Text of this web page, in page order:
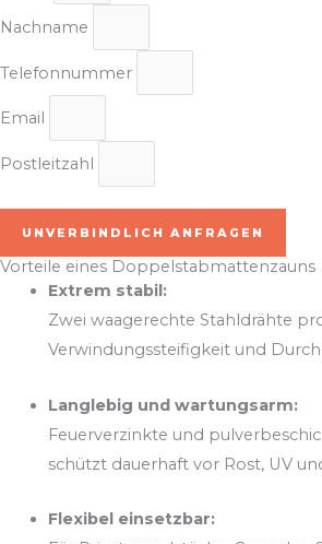
Nachname
Telefonnummer
Email
Postleitzahl
UNVERBINDLICH ANFRAGEN
Vorteile eines Doppelstabmattenzauns
Extrem stabil:
Zwei waagerechte Stahldrähte
Verwindungssteifigkeit und
Langlebig und wartungsarm:
Feuerverzinkte und
schützt dauerhaft vor Rost, UV
Flexibel einsetzbar: